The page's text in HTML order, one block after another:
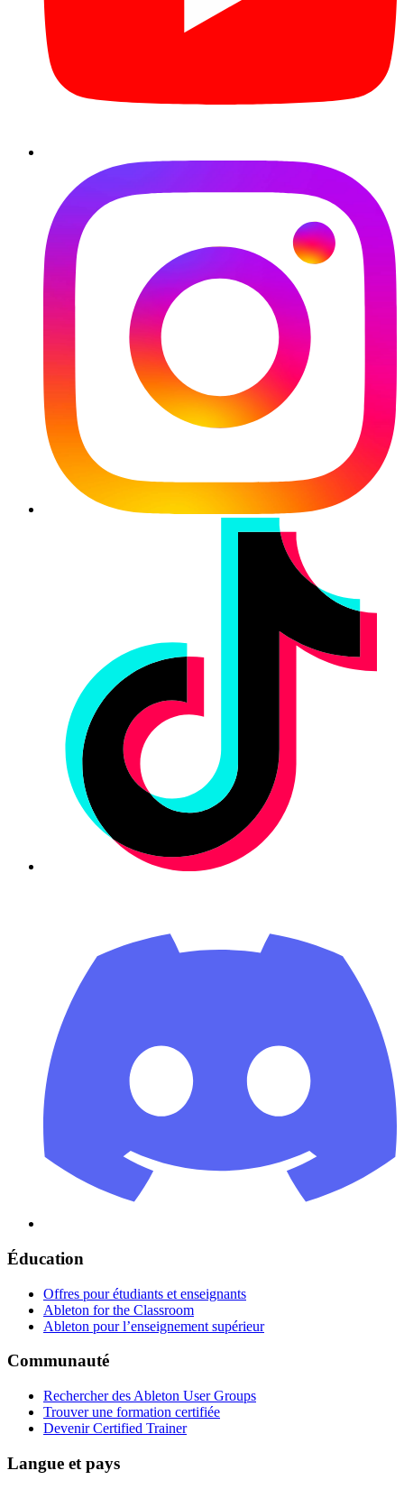
Éducation
Offres pour étudiants et enseignants
Ableton for the Classroom
Ableton pour l’enseignement supérieur
Communauté
Rechercher des Ableton User Groups
Trouver une formation certifiée
Devenir Certified Trainer
Langue et pays